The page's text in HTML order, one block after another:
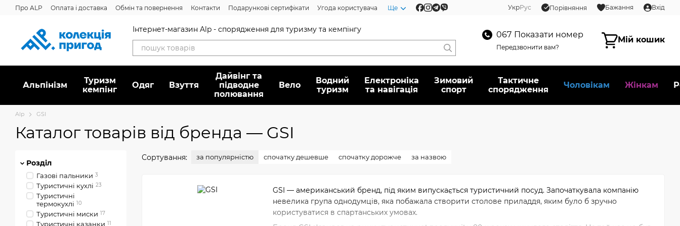
Перейти до основного контенту
Про ALP Оплата і доставка Обмін та повернення Контакти Подарункові сертифікати Угода користувача Ще УкрРус Порівняння Бажання Вхід
Інтернет-магазин Alp - спорядження для туризму та кемпінгу
067 Показати номер
Передзвонити вам?
Мій кошик
Альпінізм
Туризм
кемпінг
Oдяг Взуття
Дайвінг та
підводне
полювання
Вело
Водний
туризм
Електроніка
та навігація
Зимовий
спорт
Тактичне
спорядження
Чоловікам Жінкам
Alp GSI
Каталог товарів від бренда — GSI
Сортування: за популярністю спочатку дешевше спочатку дорожче за назвою
GSI — американський бренд, під яким випускається туристичний посуд. Започаткувала компанію
невелика група однодумців, яка побажала створити столове приладдя, яким було б зручно
користуватися в спартанських умовах.
Розділ
Газові пальники 3
Туристичні кухлі 23
Туристичні
термокухлі 10
Туристичні миски 17
Туристичні казанки 11